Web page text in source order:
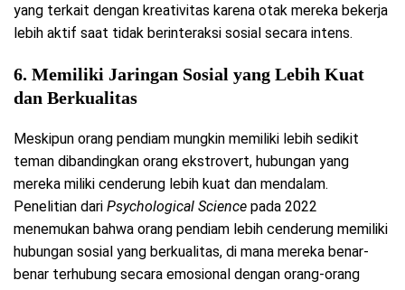
yang terkait dengan kreativitas karena otak mereka bekerja
lebih aktif saat tidak berinteraksi sosial secara intens.
6. Memiliki Jaringan Sosial yang Lebih Kuat
dan Berkualitas
Meskipun orang pendiam mungkin memiliki lebih sedikit
teman dibandingkan orang ekstrovert, hubungan yang
mereka miliki cenderung lebih kuat dan mendalam.
Penelitian dari Psychological Science pada 2022
menemukan bahwa orang pendiam lebih cenderung memiliki
hubungan sosial yang berkualitas, di mana mereka benar-
benar terhubung secara emosional dengan orang-orang